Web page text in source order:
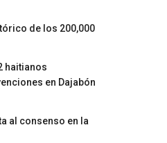
de los 200,000
haitianos
en Dajabón
al consenso en la